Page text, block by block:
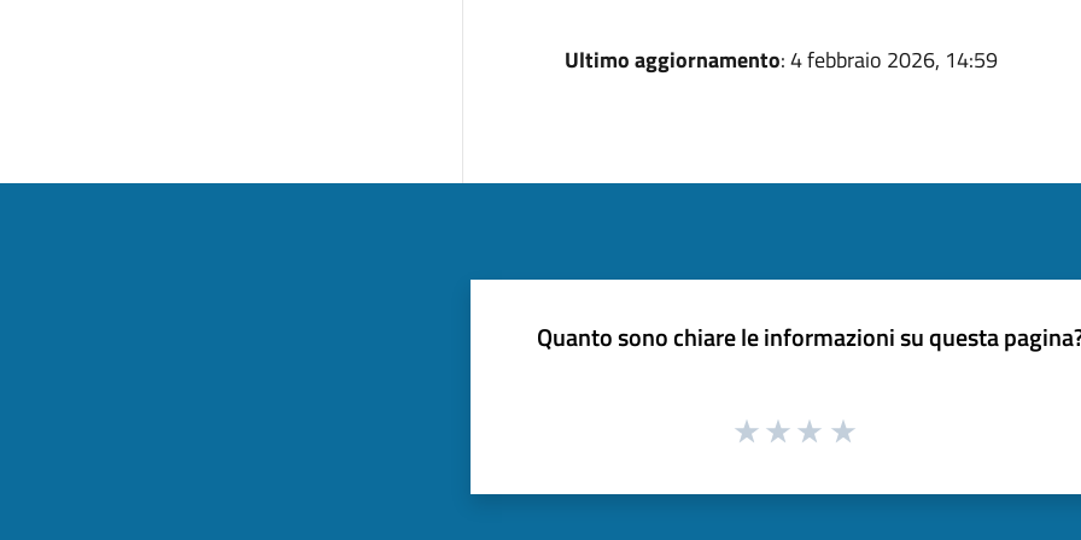
Ultimo aggiornamento: 4 febbraio 2026, 14:59
Quanto sono chiare le informazioni su questa